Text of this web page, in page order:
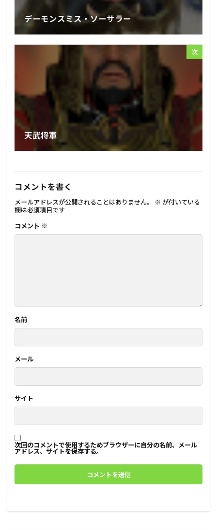
デーモンスミス・ソーサラー
次
天武将軍
コメントを書く
メールアドレスが公開されることはありません。 ※ が付いている
欄は必須項目です
コメント ※
名前
メール
サイト
次回のコメントで使用するためブラウザーに自分の名前、メール
アドレス、サイトを保存する。